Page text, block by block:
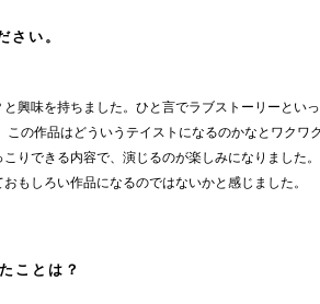
さい。
興味を持ちました。ひと言でラブストーリーとい
の作品はどういうテイストになるのかなとワクワ
りできる内容で、演じるのが楽しみになりました
もしろい作品になるのではないかと感じました。
ことは？